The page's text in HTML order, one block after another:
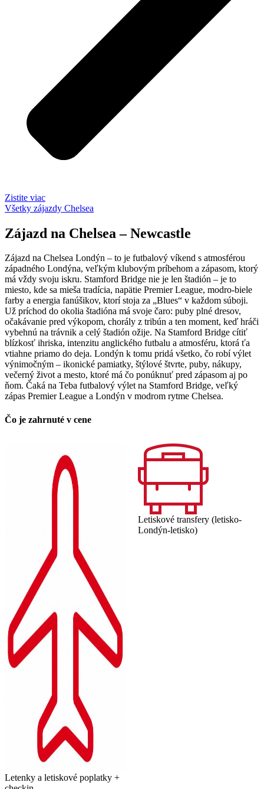
Zistite viac
Všetky zájazdy Chelsea
Zájazd na Chelsea – Newcastle
Zájazd na Chelsea Londýn – to je futbalový víkend s atmosférou
západného Londýna, veľkým klubovým príbehom a zápasom, ktorý
má vždy svoju iskru. Stamford Bridge nie je len štadión – je to
miesto, kde sa mieša tradícia, napätie Premier League, modro-biele
farby a energia fanúšikov, ktorí stoja za „Blues“ v každom súboji.
Už príchod do okolia štadióna má svoje čaro: puby plné dresov,
očakávanie pred výkopom, chorály z tribún a ten moment, keď hráči
vybehnú na trávnik a celý štadión ožije. Na Stamford Bridge cítiť
blízkosť ihriska, intenzitu anglického futbalu a atmosféru, ktorá ťa
vtiahne priamo do deja. Londýn k tomu pridá všetko, čo robí výlet
výnimočným – ikonické pamiatky, štýlové štvrte, puby, nákupy,
večerný život a mesto, ktoré má čo ponúknuť pred zápasom aj po
ňom. Čaká na Teba futbalový výlet na Stamford Bridge, veľký
zápas Premier League a Londýn v modrom rytme Chelsea.
Čo je zahrnuté v cene
Letenky a letiskové poplatky +
Letiskové transfery (letisko-
Londýn-letisko)